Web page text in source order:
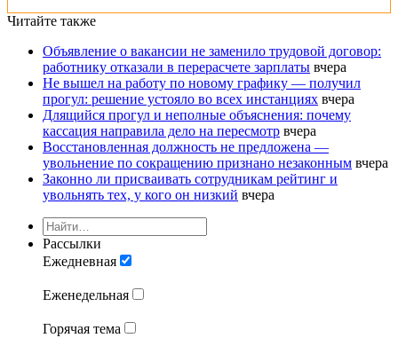
Читайте также
Объявление о вакансии не заменило трудовой договор:
работнику отказали в перерасчете зарплаты вчера
Не вышел на работу по новому графику — получил
прогул: решение устояло во всех инстанциях вчера
Длящийся прогул и неполные объяснения: почему
кассация направила дело на пересмотр вчера
Восстановленная должность не предложена —
увольнение по сокращению признано незаконным вчера
Законно ли присваивать сотрудникам рейтинг и
увольнять тех, у кого он низкий вчера
Рассылки
Ежедневная
Еженедельная
Горячая тема